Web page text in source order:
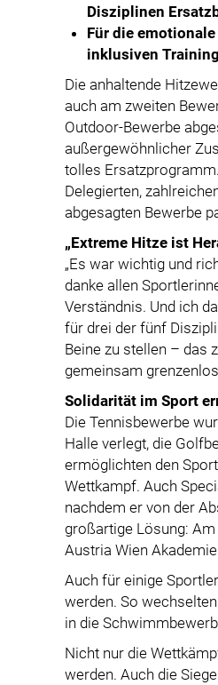
Disziplinen
Für die
inklusiven
Die anhaltende
auch am zweiten
Outdoor-Bewerbe
außergewöhnlicher
tolles
Delegierten,
abgesagten Bewerbe
„Extreme Hitze ist
„Es war wichtig und
danke allen
Verständnis. Und ich
für drei der fünf
Beine zu stellen – das
gemeinsam
Solidarität im Sport
Die Tennisbewerbe
Halle verlegt, die
ermöglichten den
Wettkampf. Auch
nachdem er von der
großartige Lösung:
Austria Wien
Auch für einige
werden. So
in die
Nicht nur die
werden. Auch die